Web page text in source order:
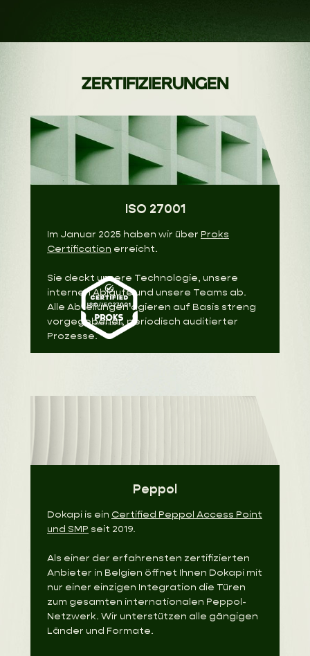
ZERTIFIZIERUNGEN
ISO 27001
Im Januar 2025 haben wir über Proks
Certification erreicht.
Sie deckt unsere Technologie, unsere
internen Abläufe und unsere Teams ab.
Alle Abteilungen agieren auf Basis streng
vorgegebener, periodisch auditierter
Prozesse.
Peppol
Dokapi is ein Certified Peppol Access Point
und SMP seit 2019.
Als einer der erfahrensten zertifizierten
Anbieter in Belgien öffnet Ihnen Dokapi mit
nur einer einzigen Integration die Türen
zum gesamten internationalen Peppol-
Netzwerk. Wir unterstützen alle gängigen
Länder und Formate.